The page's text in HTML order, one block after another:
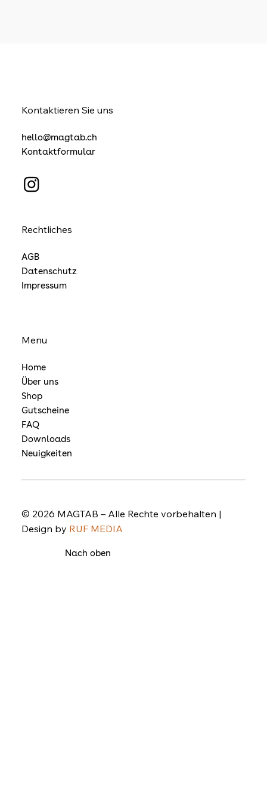
Kontaktieren Sie uns
hello@magtab.ch
Kontaktformular
Rechtliches
AGB
Datenschutz
Impressum
Menu
Home
Über uns
Shop
Gutscheine
FAQ
Downloads
Neuigkeiten
© 2026 MAGTAB – Alle Rechte vorbehalten |
Design by RUF MEDIA
Nach oben